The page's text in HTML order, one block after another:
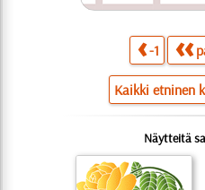
-1
Kaikki etninen
Näytteitä